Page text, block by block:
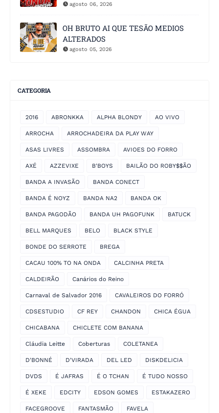
agosto 06, 2026
OH BRUTO AI QUE TESÃO MEDIOS
ALTERADOS
agosto 05, 2026
CATEGORIA
2016 ABRONKKA ALPHA BLONDY AO VIVO
ARROCHA ARROCHADEIRA DA PLAY WAY
ASAS LIVRES ASSOMBRA AVIOES DO FORRO
AXÉ AZZEVIXE B'BOYS BAILÃO DO ROBY$$ÃO
BANDA A INVASÃO BANDA CONECT
BANDA É NOYZ BANDA NA2 BANDA OK
BANDA PAGODÃO BANDA UH PAGOFUNK BATUCK
BELL MARQUES BELO BLACK STYLE
BONDE DO SERROTE BREGA
CACAU 100% TO NA ONDA CALCINHA PRETA
CALDEIRÃO Canários do Reino
Carnaval de Salvador 2016 CAVALEIROS DO FORRÓ
CDSESTUDIO CF REY CHANDON CHICA ÉGUA
CHICABANA CHICLETE COM BANANA
Cláudia Leitte Coberturas COLETANEA
D'BONNÉ D'VIRADA DEL LED DISKDELICIA
DVDS É JAFRAS É O TCHAN É TUDO NOSSO
É XEKE EDCITY EDSON GOMES ESTAKAZERO
FACEGROOVE FANTASMÃO FAVELA